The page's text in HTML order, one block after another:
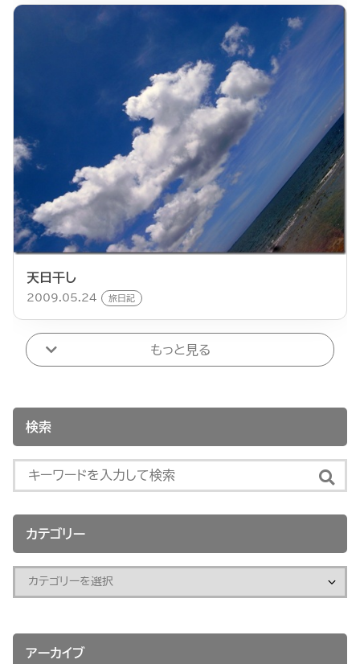
天日干し
2009.05.24 旅日記
もっと見る
検索
カテゴリー
アーカイブ